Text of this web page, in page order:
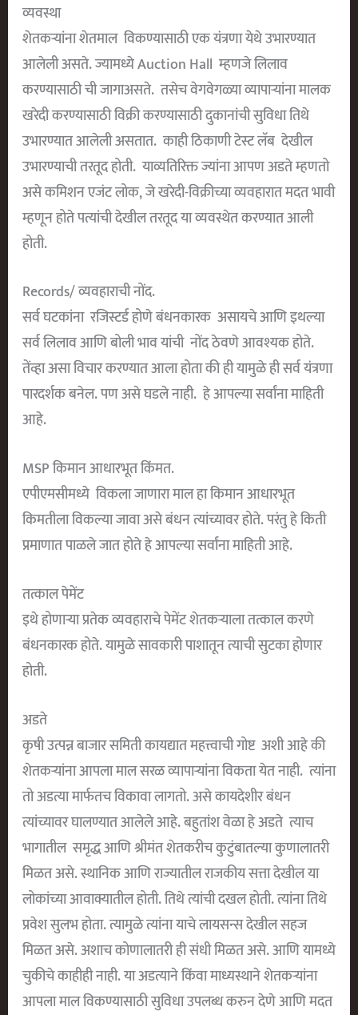
व्यवस्था
शेतकऱ्यांना शेतमाल विकण्यासाठी एक यंत्रणा येथे उभारण्यात
आलेली असते. ज्यामध्ये Auction Hall म्हणजे लिलाव
करण्यासाठी ची जागाअसते. तसेच वेगवेगळ्या व्यापाऱ्यांना मालक
खरेदी करण्यासाठी विक्री करण्यासाठी दुकानांची सुविधा तिथे
उभारण्यात आलेली असतात. काही ठिकाणी टेस्ट लॅब देखील
उभारण्याची तरतूद होती. याव्यतिरिक्त ज्यांना आपण अडते म्हणतो
असे कमिशन एजंट लोक, जे खरेदी-विक्रीच्या व्यवहारात मदत भावी
म्हणून होते पत्यांची देखील तरतूद या व्यवस्थेत करण्यात आली
होती.
Records/ व्यवहाराची नोंद.
सर्व घटकांना रजिस्टर्ड होणे बंधनकारक असायचे आणि इथल्या
सर्व लिलाव आणि बोली भाव यांची नोंद ठेवणे आवश्यक होते.
तेंव्हा असा विचार करण्यात आला होता की ही यामुळे ही सर्व यंत्रणा
पारदर्शक बनेल. पण असे घडले नाही. हे आपल्या सर्वांना माहिती
आहे.
MSP किमान आधारभूत किंमत.
एपीएमसीमध्ये विकला जाणारा माल हा किमान आधारभूत
किमतीला विकल्या जावा असे बंधन त्यांच्यावर होते. परंतु हे किती
प्रमाणात पाळले जात होते हे आपल्या सर्वांना माहिती आहे.
तत्काल पेमेंट
इथे होणाऱ्या प्रतेक व्यवहाराचे पेमेंट शेतकऱ्याला तत्काल करणे
बंधनकारक होते. यामुळे सावकारी पाशातून त्याची सुटका होणार
होती.
अडते
कृषी उत्पन्न बाजार समिती कायद्यात महत्त्वाची गोष्ट अशी आहे की
शेतकऱ्यांना आपला माल सरळ व्यापाऱ्यांना विकता येत नाही. त्यांना
तो अडत्या मार्फतच विकावा लागतो. असे कायदेशीर बंधन
त्यांच्यावर घालण्यात आलेले आहे. बहुतांश वेळा हे अडते त्याच
भागातील समृद्ध आणि श्रीमंत शेतकरीच कुटुंबातल्या कुणालातरी
मिळत असे. स्थानिक आणि राज्यातील राजकीय सत्ता देखील या
लोकांच्या आवाक्यातील होती. तिथे त्यांची दखल होती. त्यांना तिथे
प्रवेश सुलभ होता. त्यामुळे त्यांना याचे लायसन्स देखील सहज
मिळत असे. अशाच कोणालातरी ही संधी मिळत असे. आणि यामध्ये
चुकीचे काहीही नाही. या अडत्याने किंवा माध्यस्थाने शेतकऱ्यांना
आपला माल विकण्यासाठी सुविधा उपलब्ध करुन देणे आणि मदत